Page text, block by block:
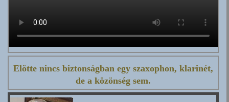
Elötte nincs biztonságban egy szaxophon, klarinét,
de a közönség sem.